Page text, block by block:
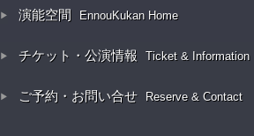
演能空間 EnnouKukan Home
チケット・公演情報 Ticket & Information
ご予約・お問い合せ Reserve & Contact